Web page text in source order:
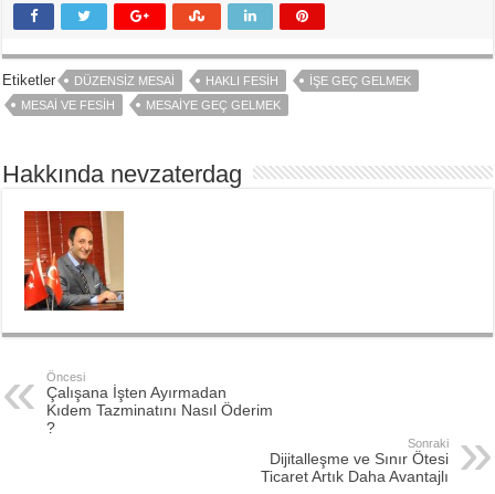
Etiketler DÜZENSIZ MESAI HAKLI FESIH
İŞE GEÇ GELMEK
MESAI VE FESIH
MESAIYE GEÇ GELMEK
Hakkında nevzaterdag
Öncesi
Çalışana İşten Ayırmadan
Kıdem Tazminatını Nasıl Öderim
?
Sonraki
Dijitalleşme ve Sınır Ötesi
Ticaret Artık Daha Avantajlı